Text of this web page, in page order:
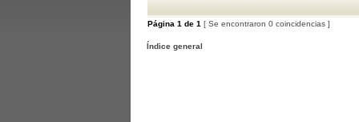
Página 1 de 1 [ Se encontraron 0 coincidencias ]
Índice general